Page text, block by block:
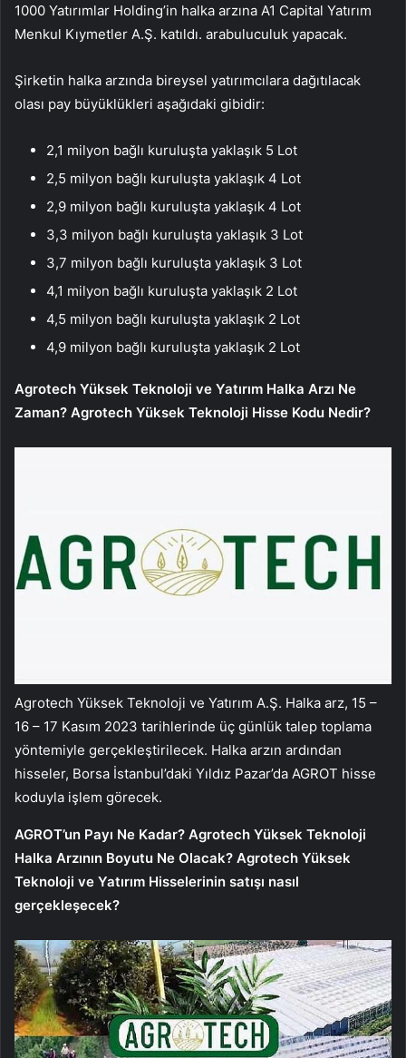
1000 Yatırımlar Holding’in halka arzına A1 Capital Yatırım
Menkul Kıymetler A.Ş. katıldı. arabuluculuk yapacak.
Şirketin halka arzında bireysel yatırımcılara dağıtılacak
olası pay büyüklükleri aşağıdaki gibidir:
2,1 milyon bağlı kuruluşta yaklaşık 5 Lot
2,5 milyon bağlı kuruluşta yaklaşık 4 Lot
2,9 milyon bağlı kuruluşta yaklaşık 4 Lot
3,3 milyon bağlı kuruluşta yaklaşık 3 Lot
3,7 milyon bağlı kuruluşta yaklaşık 3 Lot
4,1 milyon bağlı kuruluşta yaklaşık 2 Lot
4,5 milyon bağlı kuruluşta yaklaşık 2 Lot
4,9 milyon bağlı kuruluşta yaklaşık 2 Lot
Agrotech Yüksek Teknoloji ve Yatırım Halka Arzı Ne
Zaman? Agrotech Yüksek Teknoloji Hisse Kodu Nedir?
Agrotech Yüksek Teknoloji ve Yatırım A.Ş. Halka arz, 15 –
16 – 17 Kasım 2023 tarihlerinde üç günlük talep toplama
yöntemiyle gerçekleştirilecek. Halka arzın ardından
hisseler, Borsa İstanbul’daki Yıldız Pazar’da AGROT hisse
koduyla işlem görecek.
AGROT’un Payı Ne Kadar? Agrotech Yüksek Teknoloji
Halka Arzının Boyutu Ne Olacak? Agrotech Yüksek
Teknoloji ve Yatırım Hisselerinin satışı nasıl
gerçekleşecek?